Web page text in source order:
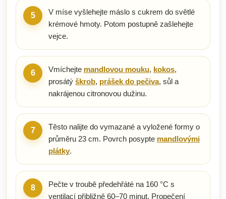
5
V míse vyšlehejte máslo s cukrem do světlé
krémové hmoty. Potom postupně zašlehejte
vejce.
6 Vmíchejte mandlovou mouku, kokos,
prosátý škrob, prášek do pečiva, sůl a
nakrájenou citronovou dužinu.
7
Těsto nalijte do vymazané a vyložené formy o
průměru 23 cm. Povrch posypte mandlovými
plátky.
8
Pečte v troubě předehřáté na 160 °C s
ventilací přibližně 60–70 minut. Propečení